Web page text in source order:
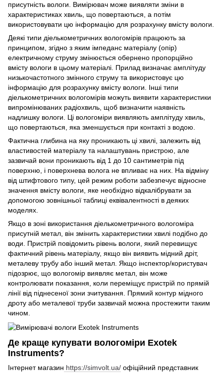
присутність вологи. Вимірювач може виявляти зміни в
характеристиках хвиль, що повертаються, а потім
використовувати цю інформацію для розрахунку вмісту вологи.
Деякі типи діелькометричних вологомірів працюють за
принципом, згідно з яким імпеданс матеріалу (опір)
електричному струму змінюється обернено пропорційно
вмісту вологи в цьому матеріалі. Прилад визначає амплітуду
низькочастотного змінного струму та використовує цю
інформацію для розрахунку вмісту вологи. Інші типи
діелькометричних вологомірів можуть виявити характеристики
випромінюваних радіохвиль, щоб визначити наявність
надлишку вологи. Ці вологоміри виявляють амплітуду хвиль,
що повертаються, яка зменшується при контакті з водою.
Фактична глибина на яку проникають ці хвилі, залежить від
властивостей матеріалу та налаштувань пристрою, але
зазвичай вони проникають від 1 до 10 сантиметрів під
поверхню, і поверхнева волога не впливає на них. На відміну
від штифтового типу, цей режим роботи забезпечує відносне
значення вмісту вологи, яке необхідно відкалібрувати за
допомогою зовнішньої таблиці еквівалентності в деяких
моделях.
Якщо в зоні використання діелькометричного вологоміра
присутній метал, він змінить характеристики хвилі подібно до
води. Пристрій повідомить рівень вологи, який перевищує
фактичний рівень матеріалу, якщо він виявить мідний дріт,
металеву трубу або інший метал. Якщо інспектор/користувач
підозрює, що вологомір виявляє метал, він може
контролювати показання, коли переміщує пристрій по прямій
лінії від піднесеної зони зчитування. Прямий контур мідного
дроту або металевої труби зазвичай можна простежити таким
чином.
Де краще купувати вологоміри Exotek
Instruments?
Інтернет магазин https://simvolt.ua/ офіційний представник